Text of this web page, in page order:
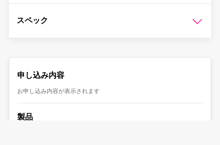
スペック
申し込み内容
お申し込み内容が表示されます
製品